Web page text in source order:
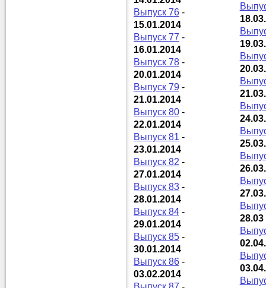
Выпуск 76 -
15.01.2014
Выпуск 77 -
16.01.2014
Выпуск 78 -
20.01.2014
Выпуск 79 -
21.01.2014
Выпуск 80 -
22.01.2014
Выпуск 81 -
23.01.2014
Выпуск 82 -
27.01.2014
Выпуск 83 -
28.01.2014
Выпуск 84 -
29.01.2014
Выпуск 85 -
30.01.2014
Выпуск 86 -
03.02.2014
28.03